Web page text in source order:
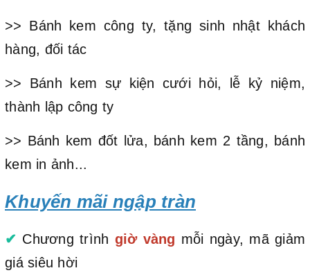
>> Bánh kem công ty, tặng sinh nhật khách
hàng, đối tác
>> Bánh kem sự kiện cưới hỏi, lễ kỷ niệm,
thành lập công ty
>> Bánh kem đốt lửa, bánh kem 2 tầng, bánh
kem in ảnh...
Khuyến mãi ngập tràn
✔ Chương trình giờ vàng mỗi ngày, mã giảm
giá siêu hời